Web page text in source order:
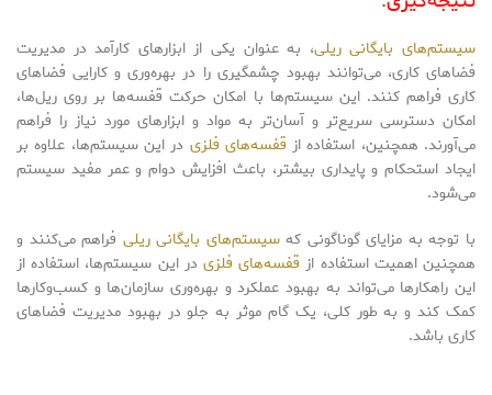
سیستم‌های بایگانی ریلی، به عنوان یکی از ابزارهای کارآمد در مدیریت
فضاهای کاری، می‌توانند بهبود چشمگیری را در بهره‌وری و کارایی فضاهای
کاری فراهم کنند. این سیستم‌ها با امکان حرکت قفسه‌ها بر روی ریل‌ها،
امکان دسترسی سریع‌تر و آسان‌تر به مواد و ابزارهای مورد نیاز را فراهم
می‌آورند. همچنین، استفاده از قفسه‌های فلزی در این سیستم‌ها، علاوه بر
ایجاد استحکام و پایداری بیشتر، باعث افزایش دوام و عمر مفید سیستم
می‌شود.
با توجه به مزایای گوناگونی کهسیستم‌های بایگانی ریلی فراهم می‌کنند و
همچنین اهمیت استفاده ازقفسه‌های فلزی در این سیستم‌ها، استفاده از
این راهکارها می‌تواند به بهبود عملکرد و بهره‌وری سازمان‌ها و کسب‌وکارها
کمک کند و به طور کلی، یک گام موثر به جلو در بهبود مدیریت فضاهای
کاری باشد.